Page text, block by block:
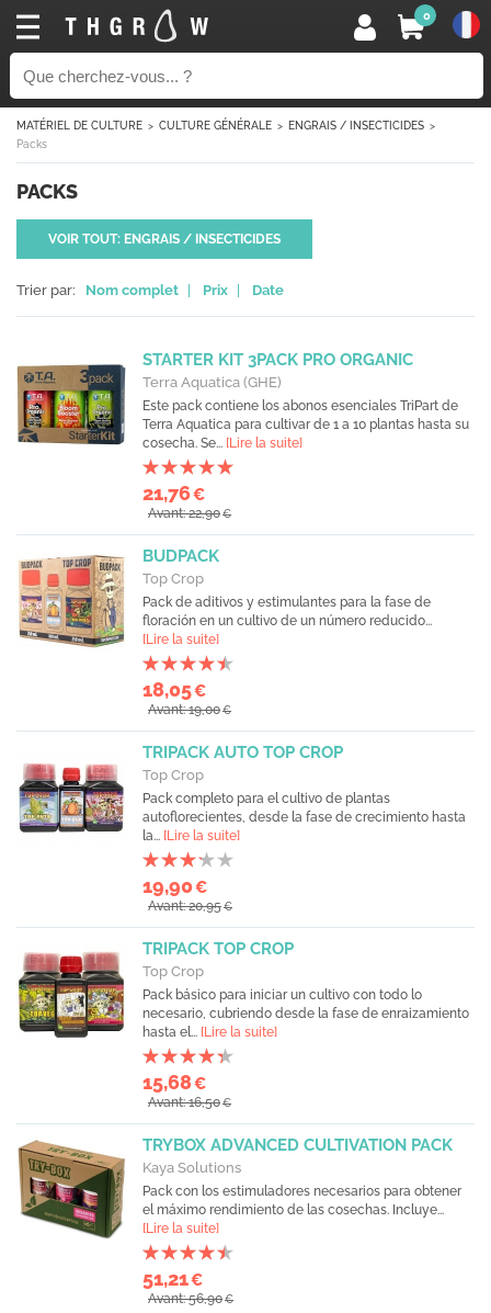
0
MATÉRIEL DE CULTURE CULTURE GÉNÉRALE
ENGRAIS / INSECTICIDES
Packs
PACKS
VOIR TOUT: ENGRAIS / INSECTICIDES
Trier par: Nom complet Prix Date
STARTER KIT 3PACK PRO ORGANIC
Terra Aquatica (GHE)
Este pack contiene los abonos esenciales TriPart de
Terra Aquatica para cultivar de 1 a 10 plantas hasta su
cosecha. Se... [Lire la suite]
21,76€
Avant: 22,90€
BUDPACK
Top Crop
Pack de aditivos y estimulantes para la fase de
floración en un cultivo de un número reducido...
[Lire la suite]
18,05€
Avant: 19,00€
TRIPACK AUTO TOP CROP
Top Crop
Pack completo para el cultivo de plantas
autoflorecientes, desde la fase de crecimiento hasta
la... [Lire la suite]
19,90€
Avant: 20,95€
TRIPACK TOP CROP
Top Crop
Pack básico para iniciar un cultivo con todo lo
necesario, cubriendo desde la fase de enraizamiento
hasta el... [Lire la suite]
15,68€
Avant: 16,50€
TRYBOX ADVANCED CULTIVATION PACK
Kaya Solutions
Pack con los estimuladores necesarios para obtener
el máximo rendimiento de las cosechas. Incluye...
[Lire la suite]
51,21€
Avant: 56,90€